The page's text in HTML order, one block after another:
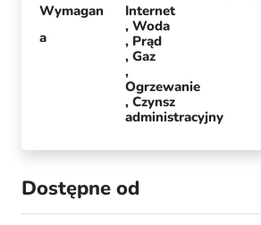
Wymagan
a
Internet
Woda
Prąd
Gaz
Ogrzewanie
Czynsz
administracyjny
Dostępne od